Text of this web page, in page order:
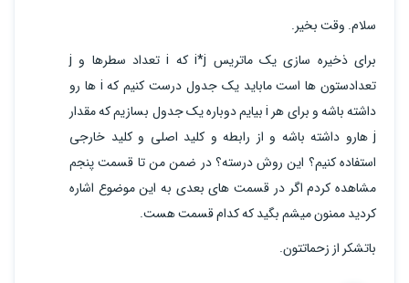
سلام. وقت بخیر.
برای ذخیره سازی یک ماتریس i*j که i تعداد سطرها و j
تعدادستون ها است ماباید یک جدول درست کنیم که i ها رو
داشته باشه و برای هر i بیایم دوباره یک جدول بسازیم که مقدار
j هارو داشته باشه و از رابطه و کلید اصلی و کلید خارجی
استفاده کنیم؟ این روش درسته؟ در ضمن من تا قسمت پنجم
مشاهده کردم اگر در قسمت های بعدی به این موضوع اشاره
کردید ممنون میشم بگید که کدام قسمت هست.
باتشکر از زحماتتون.